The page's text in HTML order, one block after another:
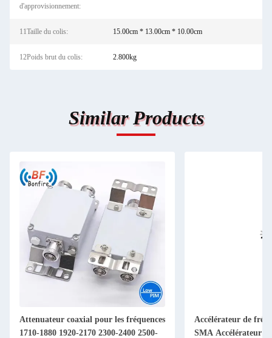
d'approvisionnement:
11Taille du colis: 15.00cm * 13.00cm * 10.00cm
12Poids brut du colis: 2.800kg
Similar Products
Attenuateur coaxial pour les fréquences
1710-1880 1920-2170 2300-2400 2500-
Accélérateur de
SMA Accélérateur